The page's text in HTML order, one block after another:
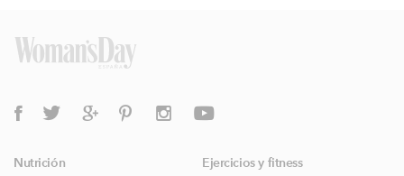
Nutrición
Ejercicios y fitness